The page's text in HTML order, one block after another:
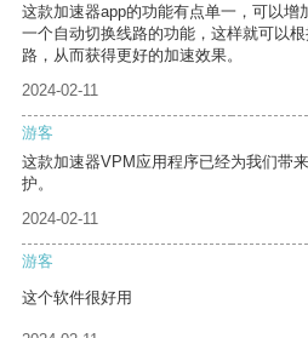
这款加速器app的功能有点单一，可以增
一个自动切换线路的功能，这样就可以
路，从而获得更好的加速效果。
2024-02-11
游客
这款加速器VPM应用程序已经为我们带
护。
2024-02-11
游客
这个软件很好用